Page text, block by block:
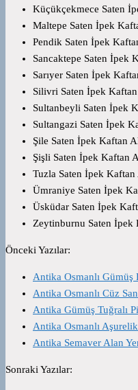
Küçükçekmece Saten
Maltepe Saten İpek
Pendik Saten İpek
Sancaktepe Saten İpek
Sarıyer Saten İpek
Silivri Saten İpek
Sultanbeyli Saten İpek
Sultangazi Saten İpek
Şile Saten İpek Kaftan
Şişli Saten İpek Kaftan
Tuzla Saten İpek
Ümraniye Saten İpek
Üsküdar Saten İpek
Zeytinburnu Saten İpek
Önceki Yazılar:
Antika Osmanlı
Antika Osmanlı Cüz
Antika Gümüş Tuğralı
Antika Osmanlı
Antika Semaver Alan
Sonraki Yazılar: